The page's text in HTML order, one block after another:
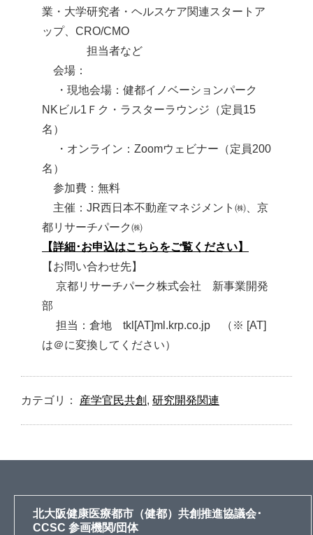
業・大学研究者・ヘルスケア関連スタートア
ップ、CRO/CMO
担当者など
会場：
・現地会場：健都イノベーションパーク
NKビル1Ｆク・ラスターラウンジ（定員15
名）
・オンライン：Zoomウェビナー（定員200
名）
参加費：無料
主催：JR西日本不動産マネジメント㈱、京
都リサーチパーク㈱
【詳細･お申込はこちらをご覧ください】
【お問い合わせ先】
京都リサーチパーク株式会社 新事業開発
部
担当：倉地 tkl[AT]ml.krp.co.jp （※ [AT]
は＠に変換してください）
カテゴリ： 産学官民共創 , 研究開発関連
北大阪健康医療都市（健都）共創推進協議会･
CCSC 参画機関/団体